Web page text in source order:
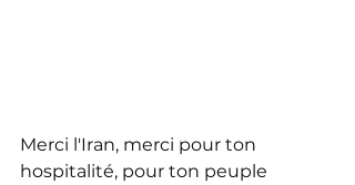
Merci l'Iran, merci pour ton
hospitalité, pour ton peuple